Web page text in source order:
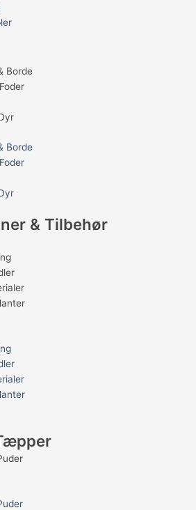
Borde
Borde
& Tilbehør